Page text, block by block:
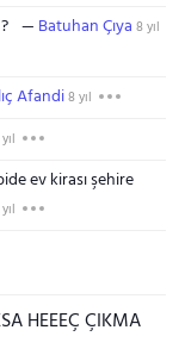
Batuhan Çıya 8 yıl
Afandi8 yıl
ev kirası şehire
HEEEÇ ÇIKMA